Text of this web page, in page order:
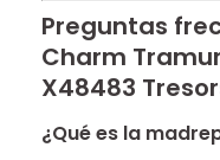
Preguntas
Charm
X48483
¿Qué es la